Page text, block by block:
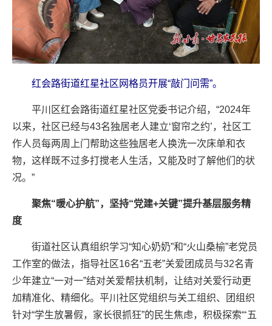
红会路街道红星社区网格员开展“敲门问需”。
平川区红会路街道红星社区党委书记介绍，“2024年
以来，社区已经与43名独居老人建立‘窗帘之约’，社区工
作人员每两周上门帮助这些独居老人换洗一次床单和衣
物，这样既不过多打搅老人生活，又能及时了解他们的状
况。”
聚焦“暖心护航”，坚持“党建+关键”提升基层服务精
度
街道社区认真组织学习“知心奶奶”和“火山桑榆”老党员
工作室的做法，指导社区16名“五老”关爱团成员与32名青
少年建立“一对一”结对关爱帮扶机制，让结对关爱行动更
加精准化、精细化。平川社区党组织与关工组织、团组织
针对“学生放暑假，家长很抓狂”的民生焦虑，积极探索“‘五